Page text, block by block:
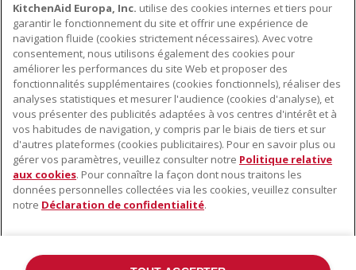
À PROPOS DE KITCHENAID
À propos de KitchenAid
Histoire de la marque
Communiqués de presse
ODR
NOS PRODUITS
Petits électroménagers
Matériel de cuisine
Accessoires
SERVICE CLIENT
Trouver un magasin
KitchenAid Europa, Inc. utilise des cookies internes et tiers pour
garantir le fonctionnement du site et offrir une expérience de
navigation fluide (cookies strictement nécessaires). Avec votre
consentement, nous utilisons également des cookies pour
améliorer les performances du site Web et proposer des
fonctionnalités supplémentaires (cookies fonctionnels), réaliser des
analyses statistiques et mesurer l'audience (cookies d'analyse), et
vous présenter des publicités adaptées à vos centres d'intérêt et à
vos habitudes de navigation, y compris par le biais de tiers et sur
d'autres plateformes (cookies publicitaires). Pour en savoir plus ou
gérer vos paramètres, veuillez consulter notre Politique relative
aux cookies. Pour connaître la façon dont nous traitons les
données personnelles collectées via les cookies, veuillez consulter
notre Déclaration de confidentialité.